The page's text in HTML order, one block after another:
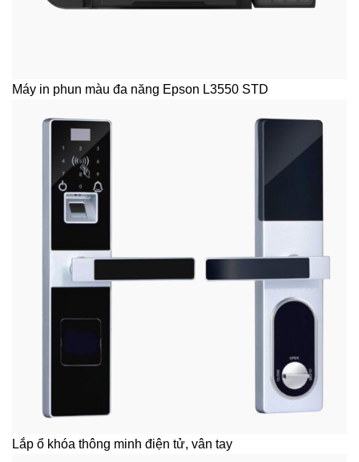
Máy in phun màu đa năng Epson L3550 STD
Lắp ổ khóa thông minh điện tử, vân tay